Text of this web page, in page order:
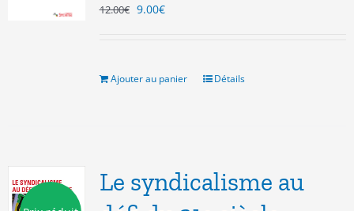
12.00€ Le
12.00€.
9.00€Le
9.00€.
Ajouter au panier Détails
Le syndicalisme au